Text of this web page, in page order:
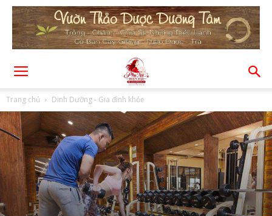
Trang chủ Dinh Dưỡng - Gia đình khỏe